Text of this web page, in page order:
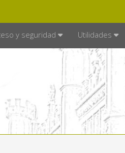
y seguridad Utilidades